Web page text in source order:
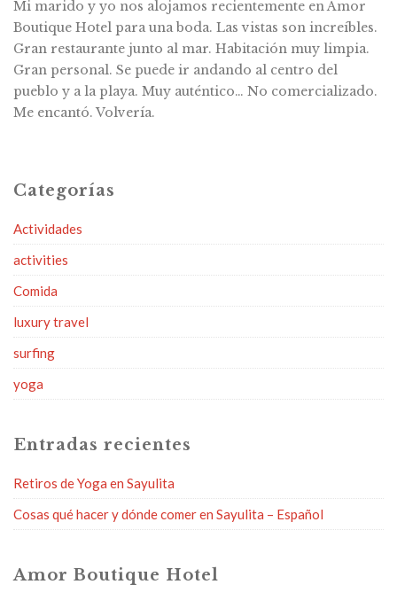
Mi marido y yo nos alojamos recientemente en Amor
Boutique Hotel para una boda. Las vistas son increíbles.
Gran restaurante junto al mar. Habitación muy limpia.
Gran personal. Se puede ir andando al centro del
pueblo y a la playa. Muy auténtico… No comercializado.
Me encantó. Volvería.
Categorías
Actividades
activities
Comida
luxury travel
surfing
yoga
Entradas recientes
Retiros de Yoga en Sayulita
Cosas qué hacer y dónde comer en Sayulita – Español
Amor Boutique Hotel